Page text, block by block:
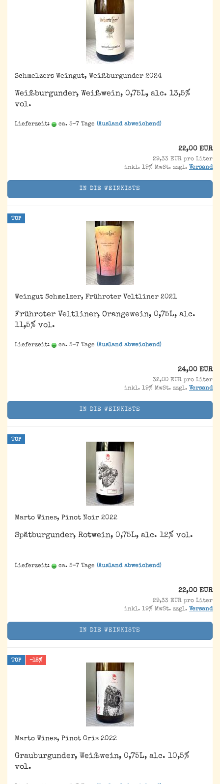
Schmelzers Weingut, Weißburgunder 2024
Weißburgunder, Weißwein, 0,75L, alc. 13,5%
vol.
Lieferzeit: ca. 5-7 Tage (Ausland abweichend)
22,00 EUR
29,33 EUR pro Liter
inkl. 19% MwSt. zzgl. Versand
IN DIE WEINKISTE
TOP
Weingut Schmelzer, Frühroter Veltliner 2021
Frühroter Veltliner, Orangewein, 0,75L, alc.
11,5% vol.
Lieferzeit: ca. 5-7 Tage (Ausland abweichend)
24,00 EUR
32,00 EUR pro Liter
inkl. 19% MwSt. zzgl. Versand
IN DIE WEINKISTE
TOP
Marto Wines, Pinot Noir 2022
Spätburgunder, Rotwein, 0,75L, alc. 12% vol.
Lieferzeit: ca. 5-7 Tage (Ausland abweichend)
22,00 EUR
29,33 EUR pro Liter
inkl. 19% MwSt. zzgl. Versand
IN DIE WEINKISTE
TOP -18%
Marto Wines, Pinot Gris 2022
Grauburgunder, Weißwein, 0,75L, alc. 10,5%
vol.